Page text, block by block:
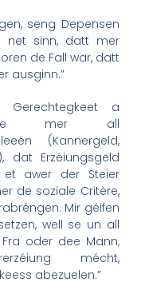
seng Depensen
net sinn, datt mer
de Fall war, datt
ausginn.”
a
mer all
(Kannergeld,
dat Erzéiungsgeld
awer der Steier
de soziale Critère,
Mir géifen
well se un all
oder dee Mann,
mécht,
abezuelen.”